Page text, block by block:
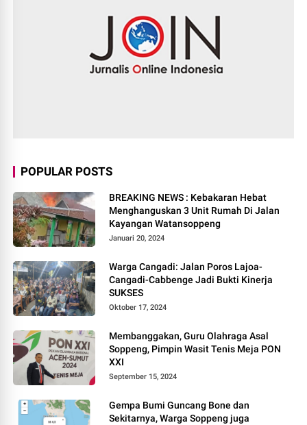
POPULAR POSTS
BREAKING NEWS : Kebakaran Hebat
Menghanguskan 3 Unit Rumah Di Jalan
Kayangan Watansoppeng
Januari 20, 2024
Warga Cangadi: Jalan Poros Lajoa-
Cangadi-Cabbenge Jadi Bukti Kinerja
SUKSES
Oktober 17, 2024
Membanggakan, Guru Olahraga Asal
Soppeng, Pimpin Wasit Tenis Meja PON
XXI
September 15, 2024
Gempa Bumi Guncang Bone dan
Sekitarnya, Warga Soppeng juga